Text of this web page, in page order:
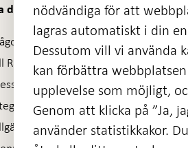
direkt
och svar
Öppnas
i
ny
flik
Riksbankens webbarkiv
Öppnas
ny
flik
nödvändiga för att
lagras automatiskt i din
Dessutom vill vi använda
kan förbättra
upplevelse som möjligt,
Genom att klicka på ”Ja,
använder statistikkakor.